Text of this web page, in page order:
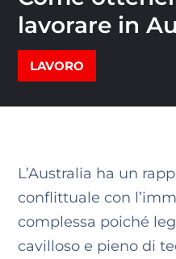
lavorare in
LAVORO
L’Australia ha un
conflittuale con
complessa poiché
cavilloso e pieno di